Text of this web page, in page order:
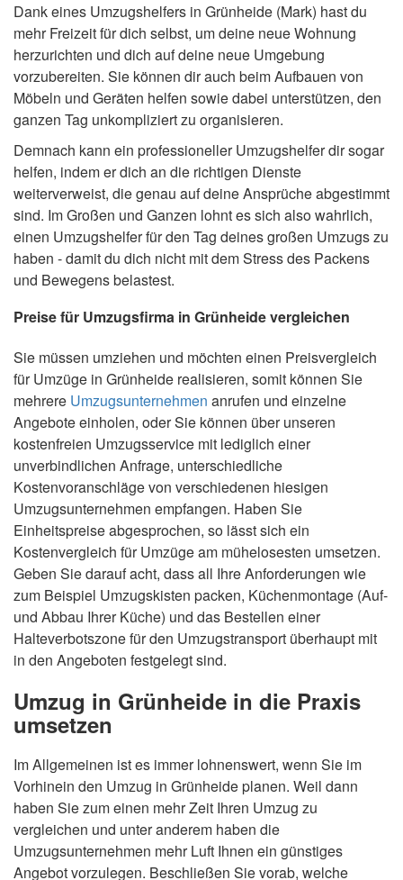
Dank eines Umzugshelfers in Grünheide (Mark) hast du
mehr Freizeit für dich selbst, um deine neue Wohnung
herzurichten und dich auf deine neue Umgebung
vorzubereiten. Sie können dir auch beim Aufbauen von
Möbeln und Geräten helfen sowie dabei unterstützen, den
ganzen Tag unkompliziert zu organisieren.
Demnach kann ein professioneller Umzugshelfer dir sogar
helfen, indem er dich an die richtigen Dienste
weiterverweist, die genau auf deine Ansprüche abgestimmt
sind. Im Großen und Ganzen lohnt es sich also wahrlich,
einen Umzugshelfer für den Tag deines großen Umzugs zu
haben - damit du dich nicht mit dem Stress des Packens
und Bewegens belastest.
Preise für Umzugsfirma in Grünheide vergleichen
Sie müssen umziehen und möchten einen Preisvergleich
für Umzüge in Grünheide realisieren, somit können Sie
mehrere Umzugsunternehmen anrufen und einzelne
Angebote einholen, oder Sie können über unseren
kostenfreien Umzugsservice mit lediglich einer
unverbindlichen Anfrage, unterschiedliche
Kostenvoranschläge von verschiedenen hiesigen
Umzugsunternehmen empfangen. Haben Sie
Einheitspreise abgesprochen, so lässt sich ein
Kostenvergleich für Umzüge am mühelosesten umsetzen.
Geben Sie darauf acht, dass all Ihre Anforderungen wie
zum Beispiel Umzugskisten packen, Küchenmontage (Auf-
und Abbau Ihrer Küche) und das Bestellen einer
Halteverbotszone für den Umzugstransport überhaupt mit
in den Angeboten festgelegt sind.
Umzug in Grünheide in die Praxis
umsetzen
Im Allgemeinen ist es immer lohnenswert, wenn Sie im
Vorhinein den Umzug in Grünheide planen. Weil dann
haben Sie zum einen mehr Zeit Ihren Umzug zu
vergleichen und unter anderem haben die
Umzugsunternehmen mehr Luft Ihnen ein günstiges
Angebot vorzulegen. Beschließen Sie vorab, welche